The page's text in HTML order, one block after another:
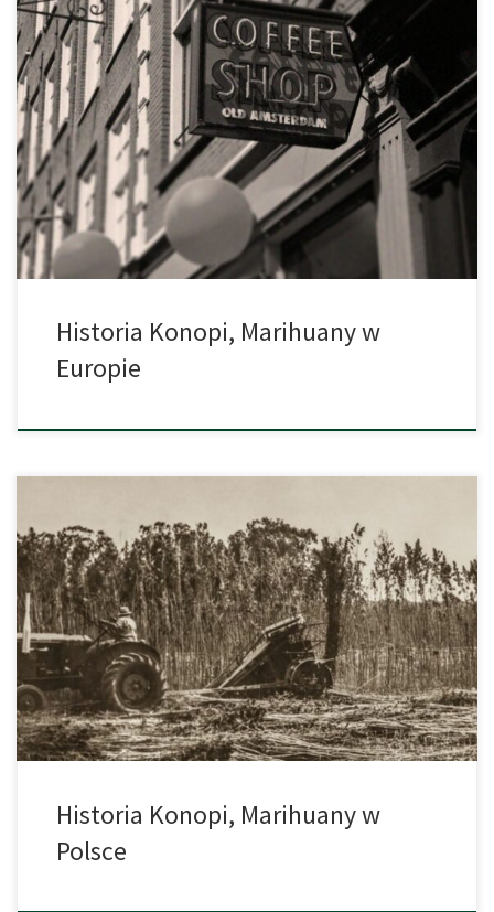
Ciężko jest wykazać, kiedy na świecie pojawiły się konopie i w
jakim okresie ludzkości zaczęły być powszechnie używane. Już
chiński cesarz Shen Nong, żyjący prawdopodobnie ponad pięć
tysięcy lat temu według tradycyjnych przekazów uczył ludzi
szacunku i używania roślin. I to właśnie w okolicach 2737 roku
przed naszą erą cesarz […]
Historia Konopi, Marihuany w
Europie
Można byłoby się nie domyślić, lecz nasz kraj ma bardzo wiele
wspólnego z kontrowersyjną marihuaną. Wiele osób nie wie, iż w
czasach teraźniejszych są zdelegalizowane tylko te, które
zawierają THC powyżej 0,2%. Nie tak dawno temu, konopia
indyjska oraz przemysłowa, miały jednak bardzo szeroki zakres
wykorzystania. Obecnie konopia rozpoczęła przeżywać […]
Historia Konopi, Marihuany w
Polsce